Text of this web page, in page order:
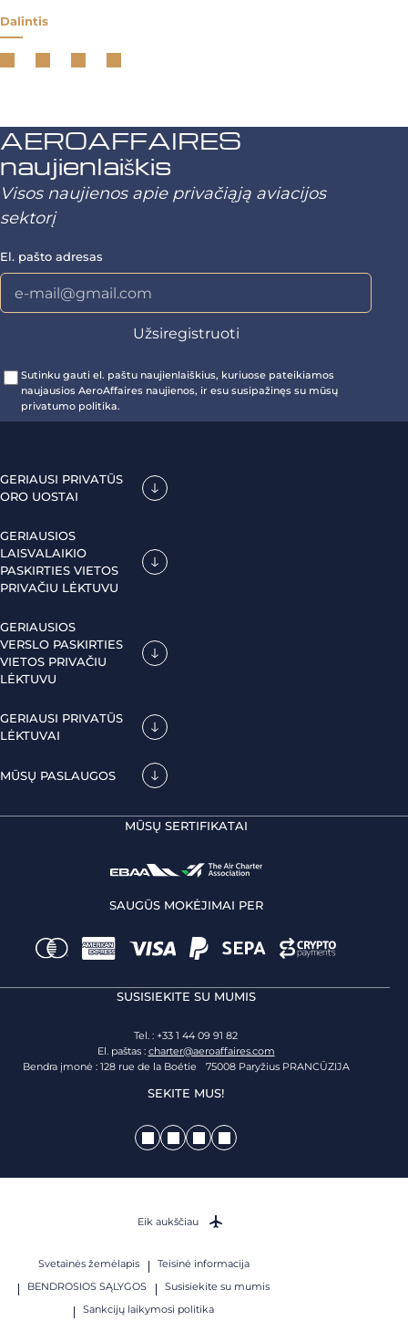
Dalintis
AEROAFFAIRES
naujienlaiškis
Visos naujienos apie privačiąją aviacijos
sektorį
El. pašto adresas
Sutinku gauti el. paštu naujienlaiškius, kuriuose pateikiamos
naujausios AeroAffaires naujienos, ir esu susipažinęs su mūsų
privatumo politika.
GERIAUSI PRIVATŪS
ORO UOSTAI
GERIAUSIOS
LAISVALAIKIO
PASKIRTIES VIETOS
PRIVAČIU LĖKTUVU
GERIAUSIOS
VERSLO PASKIRTIES
VIETOS PRIVAČIU
LĖKTUVU
GERIAUSI PRIVATŪS
LĖKTUVAI
MŪSŲ PASLAUGOS
MŪSŲ SERTIFIKATAI
SAUGŪS MOKĖJIMAI PER
SUSISIEKITE SU MUMIS
Tel. : +33 1 44 09 91 82
El. paštas : charter@aeroaffaires.com
Bendra įmonė : 128 rue de la Boétie 75008 Paryžius PRANCŪZIJA
SEKITE MUS!
Svetainės žemėlapis
Teisinė informacija
BENDROSIOS SĄLYGOS
Susisiekite su mumis
Sankcijų laikymosi politika
Eik aukščiau